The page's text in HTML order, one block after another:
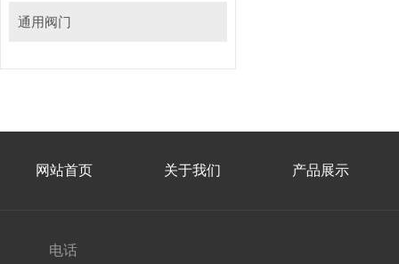
通用阀门
网站首页 关于我们 产品展示
电话